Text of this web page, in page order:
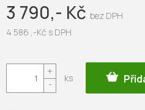
3 790,- Kč
4 586 ,-Kč s DPH
cena: